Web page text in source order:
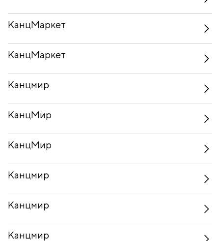
КанцМаркет
КанцМаркет
Канцмир
КанцМир
КанцМир
Канцмир
Канцмир
Канцмир